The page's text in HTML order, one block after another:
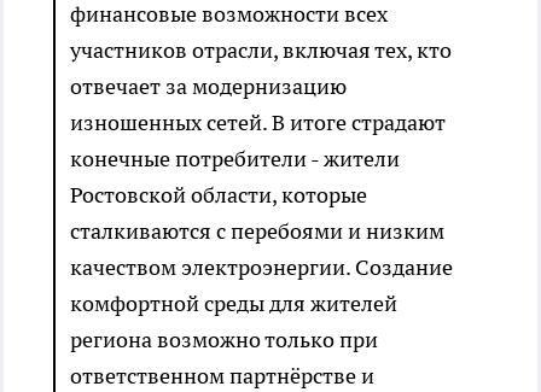
финансовые возможности всех
участников отрасли, включая тех, кто
отвечает за модернизацию
изношенных сетей. В итоге страдают
конечные потребители - жители
Ростовской области, которые
сталкиваются с перебоями и низким
качеством электроэнергии. Создание
комфортной среды для жителей
региона возможно только при
ответственном партнёрстве и